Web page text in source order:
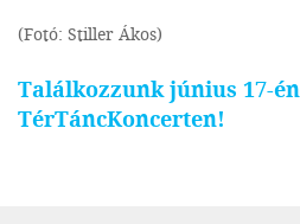
(Fotó: Stiller Ákos)
Találkozzunk június 17-
TérTáncKoncerten!